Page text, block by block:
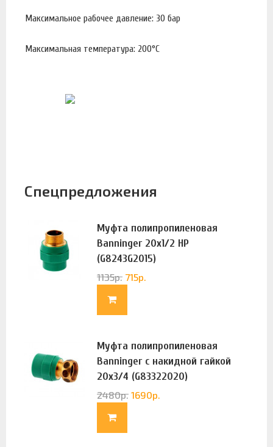
Максимальное рабочее давление: 30 бар
Максимальная температура: 200°С
Спецпредложения
Муфта полипропиленовая
Banninger 20х1/2 НР
(G8243G2015)
1135р. 715р.
Муфта полипропиленовая
Banninger с накидной гайкой
20х3/4 (G83322020)
2480р. 1690р.